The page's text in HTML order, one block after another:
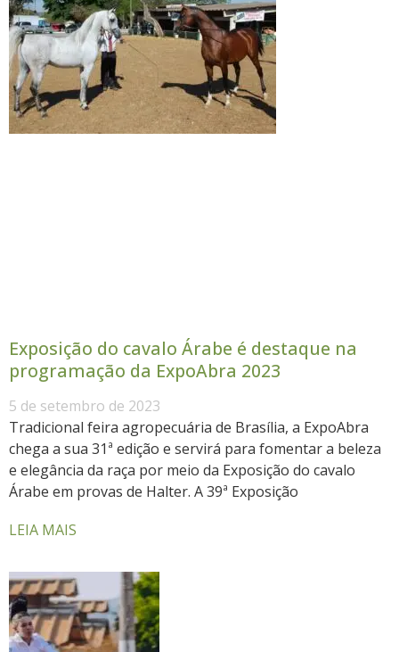
Exposição do cavalo Árabe é destaque na
programação da ExpoAbra 2023
5 de setembro de 2023
Tradicional feira agropecuária de Brasília, a ExpoAbra
chega a sua 31ª edição e servirá para fomentar a beleza
e elegância da raça por meio da Exposição do cavalo
Árabe em provas de Halter. A 39ª Exposição
LEIA MAIS